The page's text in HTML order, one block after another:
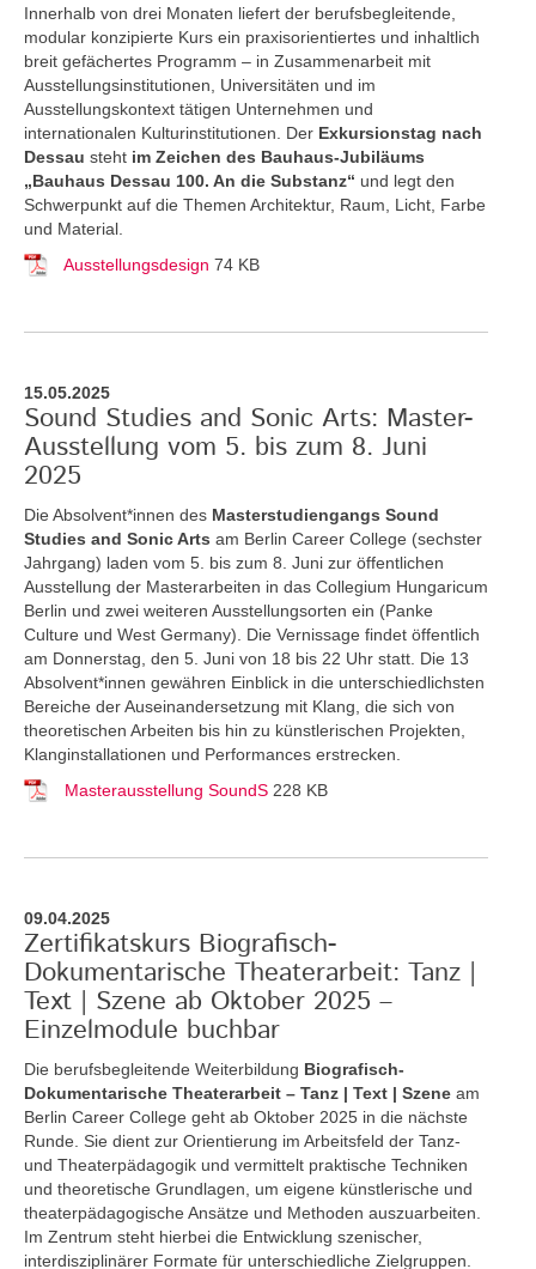
Innerhalb von drei Monaten liefert der berufsbegleitende,
modular konzipierte Kurs ein praxisorientiertes und inhaltlich
breit gefächertes Programm – in Zusammenarbeit mit
Ausstellungsinstitutionen, Universitäten und im
Ausstellungskontext tätigen Unternehmen und
internationalen Kulturinstitutionen. Der Exkursionstag nach
Dessau steht im Zeichen des Bauhaus-Jubiläums
„Bauhaus Dessau 100. An die Substanz“ und legt den
Schwerpunkt auf die Themen Architektur, Raum, Licht, Farbe
und Material.
Ausstellungsdesign 74 KB
15.05.2025
Sound Studies and Sonic Arts: Master-
Ausstellung vom 5. bis zum 8. Juni
2025
Die Absolvent*innen des Masterstudiengangs Sound
Studies and Sonic Arts am Berlin Career College (sechster
Jahrgang) laden vom 5. bis zum 8. Juni zur öffentlichen
Ausstellung der Masterarbeiten in das Collegium Hungaricum
Berlin und zwei weiteren Ausstellungsorten ein (Panke
Culture und West Germany). Die Vernissage findet öffentlich
am Donnerstag, den 5. Juni von 18 bis 22 Uhr statt. Die 13
Absolvent*innen gewähren Einblick in die unterschiedlichsten
Bereiche der Auseinandersetzung mit Klang, die sich von
theoretischen Arbeiten bis hin zu künstlerischen Projekten,
Klanginstallationen und Performances erstrecken.
Masterausstellung SoundS 228 KB
09.04.2025
Zertifikatskurs Biografisch-
Dokumentarische Theaterarbeit: Tanz |
Text | Szene ab Oktober 2025 –
Einzelmodule buchbar
Die berufsbegleitende Weiterbildung Biografisch-
Dokumentarische Theaterarbeit – Tanz | Text | Szene am
Berlin Career College geht ab Oktober 2025 in die nächste
Runde. Sie dient zur Orientierung im Arbeitsfeld der Tanz-
und Theaterpädagogik und vermittelt praktische Techniken
und theoretische Grundlagen, um eigene künstlerische und
theaterpädagogische Ansätze und Methoden auszuarbeiten.
Im Zentrum steht hierbei die Entwicklung szenischer,
interdisziplinärer Formate für unterschiedliche Zielgruppen.